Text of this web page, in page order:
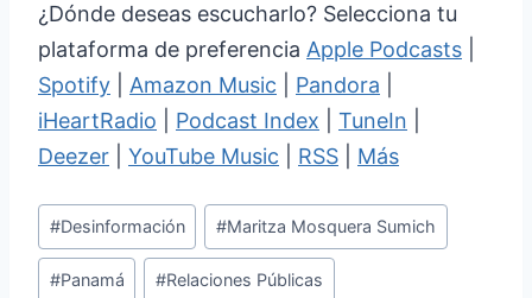
¿Dónde deseas escucharlo? Selecciona tu
plataforma de preferencia Apple Podcasts
Spotify
Amazon Music Pandora
iHeartRadio
Podcast Index TuneIn
Deezer
YouTube Music RSS Más
Etiquetas
de
la
#Desinformación #Maritza Mosquera Sumich
#Panamá #Relaciones Públicas